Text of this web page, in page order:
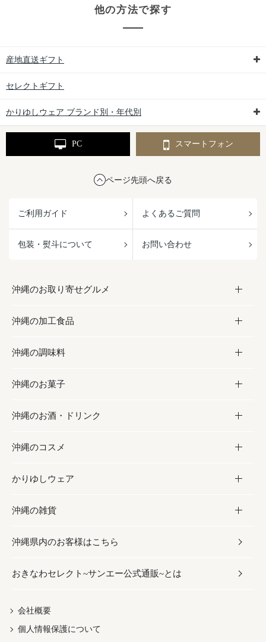
他の方法で探す
産地直送ギフト
セレクトギフト
かりゆしウェア ブランド別・年代別
PC スマートフォン
ページ先頭へ戻る
ご利用ガイド よくあるご質問
包装・熨斗について お問い合わせ
沖縄のお取り寄せグルメ
お取り寄せグルメ
フルーツ・野菜
お肉
海産物
沖縄の加工食品
加工食品
缶詰／パウチ
沖縄料理
沖縄そば／乾麺
レトルト食品
乾物／粉類
沖縄の調味料
調味料
砂糖／黒砂糖
塩
お酢／ドレッシング
しょうゆ
みそ
だし／スパイス／島唐辛子
沖縄のお菓子
お菓子
黒糖
ちんすこう
伝統菓子
スナック
おつまみ
紅芋
沖縄のお酒・ドリンク
お酒・ドリンク
泡盛
ビール・チューハイ
ワイン・ウィスキー・カクテル
ドリンク
茶葉
沖縄のコスメ
コスメ
スキンケア
ボディケア
ヘアケア
UVケア
かりゆしウェア
かりゆしウェア
メンズ
レディース
沖縄の雑貨
雑貨
沖縄ファッション
伝統工芸品
沖縄県内のお客様はこちら
おきなわセレクト~サンエー公式通販~とは
会社概要
個人情報保護について